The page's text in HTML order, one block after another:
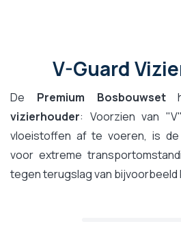
V-Guard
De Premium Bosbouwset
vizierhouder: Voorzien van
vloeistoffen af te voeren, is de
voor extreme
tegen terugslag van